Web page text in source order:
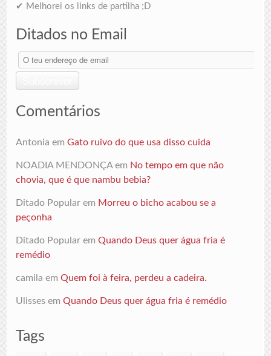
✔ Melhorei os links de partilha ;D
Ditados no Email
O
teu
de
email
Comentários
Antonia emGato ruivo do que usa disso cuida
NOADIA MENDONÇA em No tempo em que não
chovia, que é que nambu bebia?
Ditado Popular em Morreu o bicho acabou se a
peçonha
Ditado Popular emQuando Deus quer água fria é
remédio
camila emQuem foi à feira, perdeu a cadeira.
Ulisses emQuando Deus quer água fria é remédio
Tags